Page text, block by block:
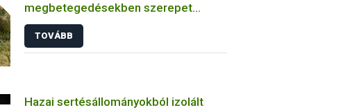
megbetegedésekben szerepet
játszó bakteriális kórokozók
tanulmányozása
TOVÁBB
Hazai sertésállományokból izolált